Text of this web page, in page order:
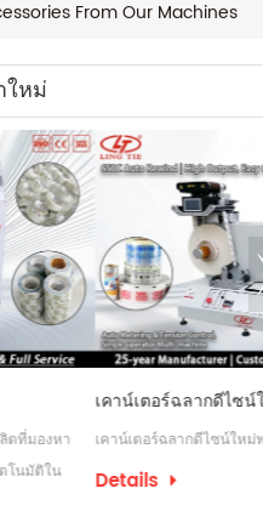
From Our Machines
หม่
เตอร์ฉลากดีไซน์ใหม่พร้อมเว็บไกด์
เตอร์ฉลากดีไซน์ใหม่พร้อมเว็บไกด์